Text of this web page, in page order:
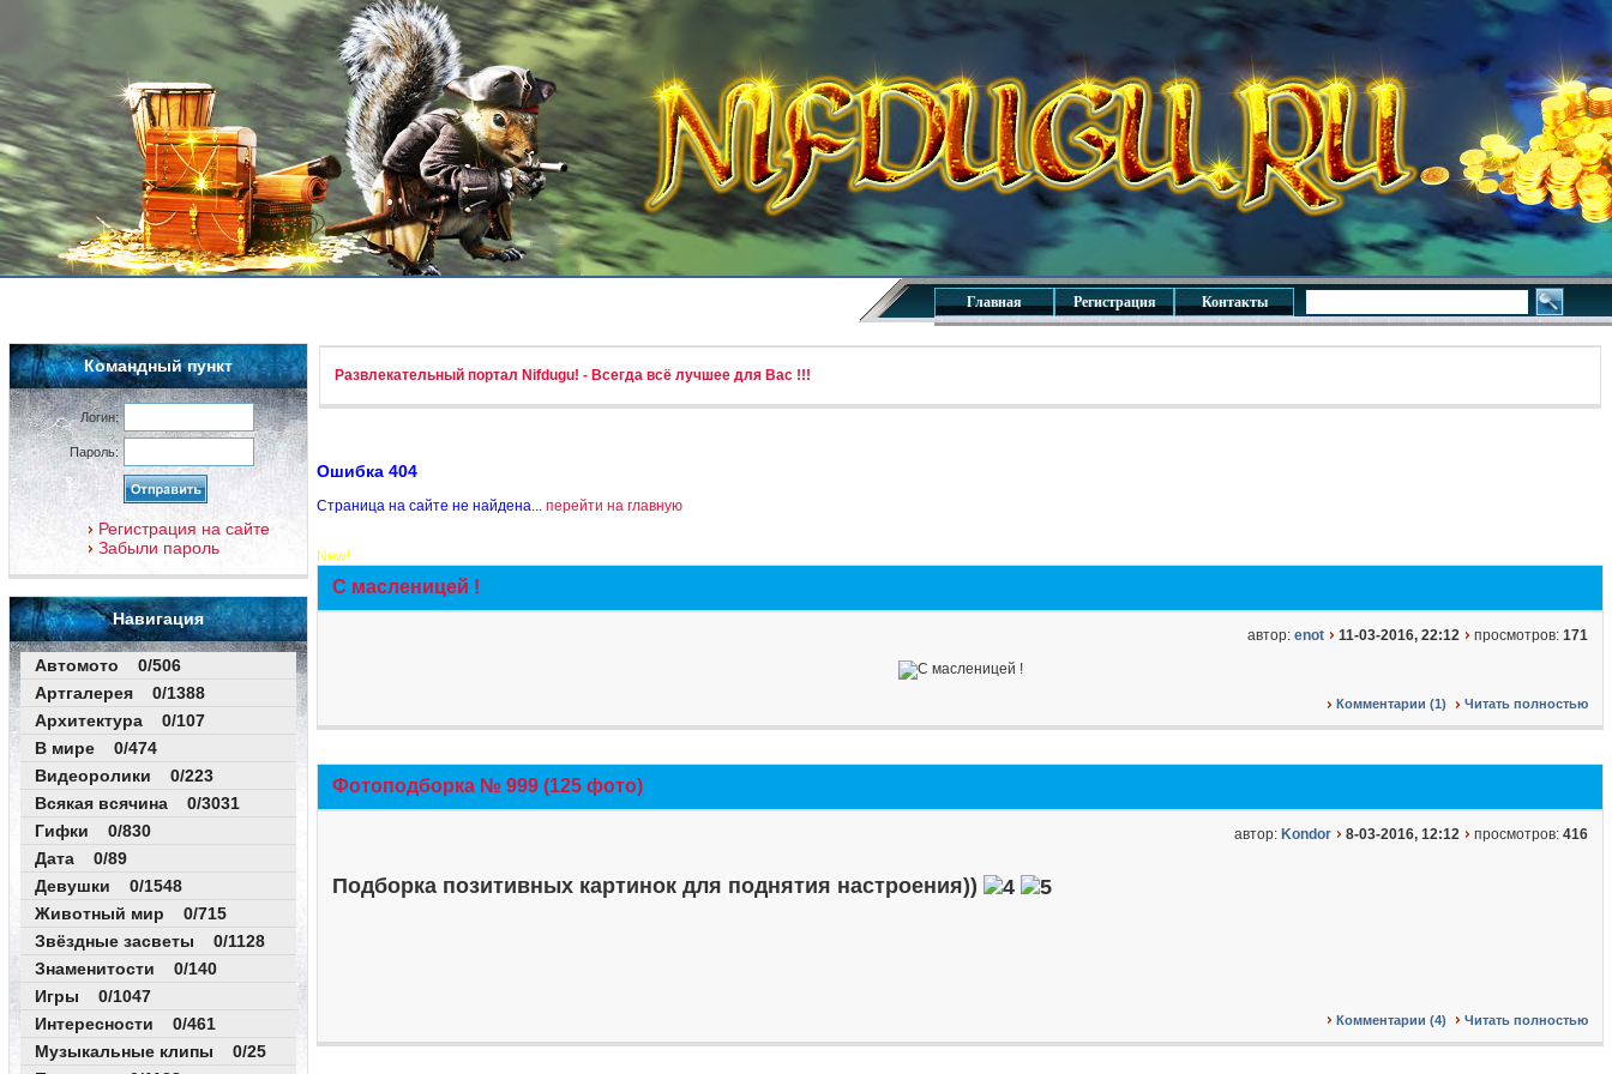
Главная Регистрация Контакты
Командный пункт
Логин:
Пароль:
Регистрация на сайте
Забыли пароль
Навигация
Автомото 0/506
Артгалерея 0/1388
Архитектура 0/107
В мире 0/474
Видеоролики 0/223
Всякая всячина 0/3031
Гифки 0/830
Дата 0/89
Девушки 0/1548
Животный мир 0/715
Звёздные засветы 0/1128
Знаменитости 0/140
Игры 0/1047
Интересности 0/461
Музыкальные клипы 0/25
Развлекательный портал Nifdugu! - Всегда всё лучшее для Вас !!!
Ошибка 404
Страница на сайте не найдена... перейти на главную
New!
С масленицей !
автор: enot 11-03-2016, 22:12 просмотров: 171
Комментарии (1) Читать полностью
Фотоподборка № 999 (125 фото)
автор: Kondor 8-03-2016, 12:12 просмотров: 416
Подборка позитивных картинок для поднятия настроения))
Комментарии (4) Читать полностью